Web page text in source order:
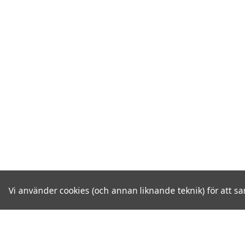
Vi använder cookies (och annan liknande teknik) för att